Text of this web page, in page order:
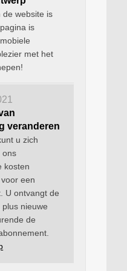
de website is
is
met het
veranderen
u zich
ons
kosten
een
U ontvangt de
nieuwe
de